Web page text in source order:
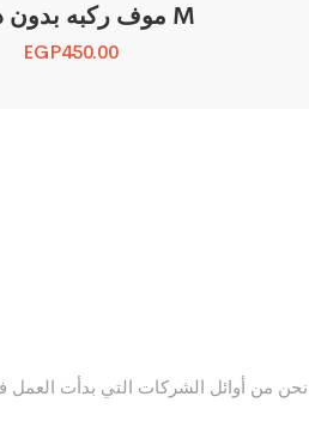
موف ركبه بدون دعامه M
EGP450.00
نحن من أوائل الشركات التي بدأت